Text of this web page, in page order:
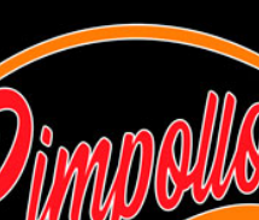
en la comuna y hace un
en la comuna